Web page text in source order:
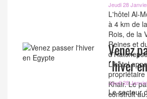
Jeudi 28
L'hôtel Al-
à 4 km de
Rois, de la
Reines et
L'hôtel
propriétaire
Khair. Le
construit
Venez
´hiver
Jeudi 28
Le secteur